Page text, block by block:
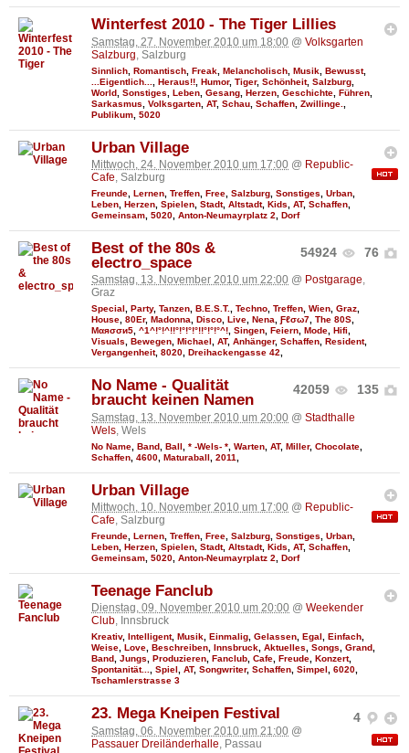
Winterfest 2010 - The Tiger Lillies
Samstag, 27. November 2010 um 18:00 @ Volksgarten
Salzburg , Salzburg
Sinnlich Romantisch Freak Melancholisch Musik Bewusst,
...Eigentlich...
Heraus!! Humor, Tiger, Schönheit, Salzburg
World Sonstiges Leben Gesang Herzen Geschichte Führen
Sarkasmus
Volksgarten AT, Schau Schaffen Zwillinge.
Publikum 5020
Urban Village
Mittwoch, 24. November 2010 um 17:00 @ Republic-
Cafe, Salzburg
Freunde Lernen Treffen Free Salzburg Sonstiges Urban
Leben Herzen Spielen Stadt, Altstadt, Kids AT, Schaffen
Gemeinsam 5020 Anton-Neumayrplatz 2 Dorf
54924 76
Best of the 80s &
electro_space
Samstag, 13. November 2010 um 22:00 @ Postgarage,
Graz
Special, Party, Tanzen, B.E.S.T., Techno, Treffen, Wien, Graz,
House, 80Er, Madonna, Disco, Live, Nena, Ƒℓσω7, The 80S,
Мαяσσи5, ^1^!°!^!!°!°!°!°!!°!°!°^!, Singen, Feiern, Mode, Hifi,
Visuals, Bewegen, Michael, AT, Anhänger, Schaffen, Resident,
Vergangenheit, 8020, Dreihackengasse 42,
42059 135
No Name - Qualität
braucht keinen Namen
Samstag, 13. November 2010 um 20:00 @ Stadthalle
Wels , Wels
No Name Band Ball * -Wels- * Warten AT, Miller, Chocolate
Schaffen 4600 Maturaball 2011
Urban Village
Mittwoch, 10. November 2010 um 17:00 @ Republic-
Cafe, Salzburg
Freunde Lernen Treffen Free Salzburg Sonstiges Urban
Leben Herzen Spielen Stadt, Altstadt, Kids AT, Schaffen
Gemeinsam 5020 Anton-Neumayrplatz 2 Dorf
Teenage Fanclub
Dienstag, 09. November 2010 um 20:00 @ Weekender
Club, Innsbruck
Kreativ, Intelligent, Musik, Einmalig, Gelassen, Egal , Einfach,
Weise, Love, Beschreiben, Innsbruck, Aktuelles, Songs, Grand,
Band, Jungs, Produzieren, Fanclub, Cafe, Freude, Konzert,
Spontanität..., Spiel , AT, Songwriter, Schaffen, Simpel , 6020,
Tschamlerstrasse 3
4
23. Mega Kneipen Festival
Samstag, 06. November 2010 um 21:00 @
Passauer Dreiländerhalle , Passau